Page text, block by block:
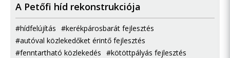
A Petőfi híd rekonstrukciója
#hídfelújítás #kerékpárosbarát fejlesztés
#autóval közlekedőket érintő fejlesztés
#fenntartható közlekedés #kötöttpályás fejlesztés